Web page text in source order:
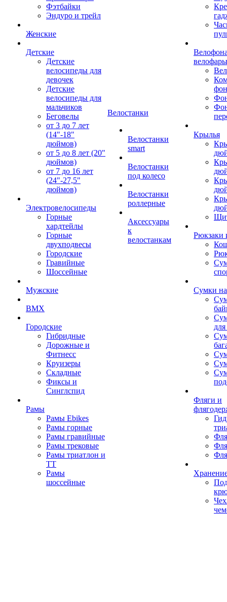
Фэтбайки
Эндуро и трейл
Женские
Детские
Детские
велосипеды для
девочек
Детские
велосипеды для
мальчиков
Беговелы
от 3 до 7 лет
(14"-18"
дюймов)
от 5 до 8 лет (20"
дюймов)
от 7 до 16 лет
(24"-27,5"
дюймов)
Электровелосипеды
Горные
хардтейлы
Горные
двухподвесы
Городские
Гравийные
Шоссейные
Мужские
BMX
Городские
Гибридные
Дорожные и
Фитнесс
Круизеры
Складные
Фиксы и
Синглспид
Рамы
Рамы Ebikes
Рамы горные
Рамы гравийные
Рамы трековые
Рамы триатлон и
ТТ
Рамы
шоссейные
Велостанки
Велостанки
smart
Велостанки
под колесо
Велостанки
роллерные
Аксессуары
к
велостанкам
велофары
Крылья
Рюкзаки
Сумки
Фляги и